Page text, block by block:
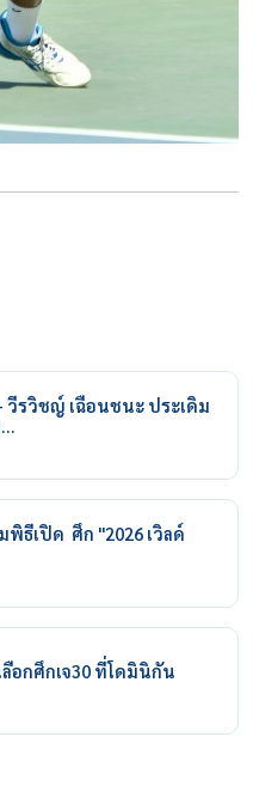
รวิชญ์ เฉือนชนะ ประเดิม
พิธีเปิด ศึก "2026 เวิลด์
อกศึกเจ30 ที่โดมินิกัน